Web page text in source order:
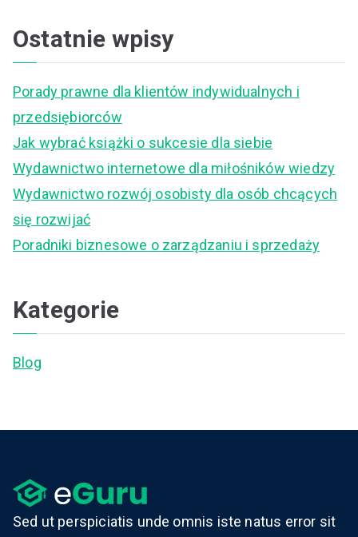
Ostatnie wpisy
Porady prawne dla klientów indywidualnych i
przedsiębiorców
Jak wybrać książki o sukcesie dla siebie
Wydawnictwo internetowe dla miłośników wiedzy
Wydawnictwo rozwój osobisty dla osób chcących
się rozwijać
Poradniki biznesowe o zarządzaniu i sprzedaży
Kategorie
Blog
Sed ut perspiciatis unde omnis iste natus error sit